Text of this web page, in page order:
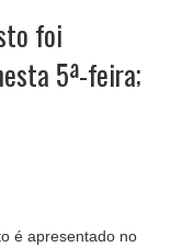
foi
5ª-feira;
é apresentado no